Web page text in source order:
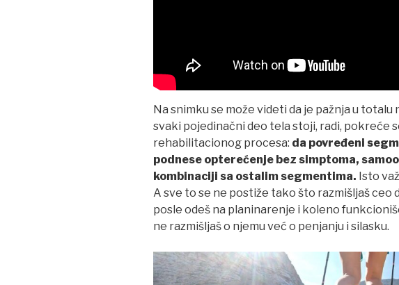
Na snimku se može videti da je pažnja u totalu
svaki pojedinačni deo tela stoji, radi, pokreće
rehabilitacionog procesa: da povređeni
podnese opterećenje bez simptoma,
kombinaciji sa ostalim segmentima. Isto
A sve to se ne postiže tako što razmišljaš ceo
posle odeš na planinarenje i koleno
ne razmišljaš o njemu već o penjanju i silasku.